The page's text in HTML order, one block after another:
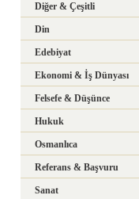
Diğer & Çeşitli
Din
Edebiyat
Ekonomi & İş Dünyası
Felsefe & Düşünce
Hukuk
Osmanlıca
Referans & Başvuru
Sanat